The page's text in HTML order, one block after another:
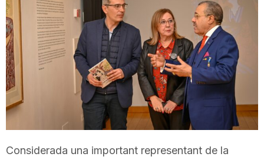
e
T
Considerada una important representant de la